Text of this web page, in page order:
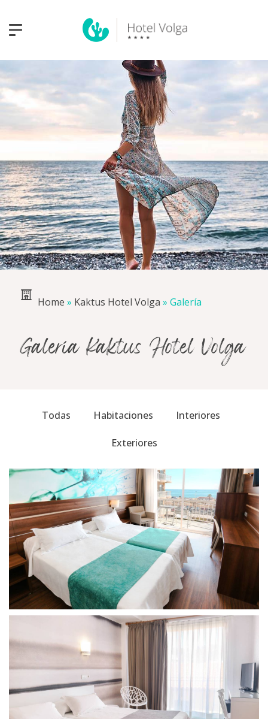
Home » Kaktus Hotel Volga » Galería
Galería Kaktus Hotel Volga
Todas Habitaciones Interiores
Exteriores